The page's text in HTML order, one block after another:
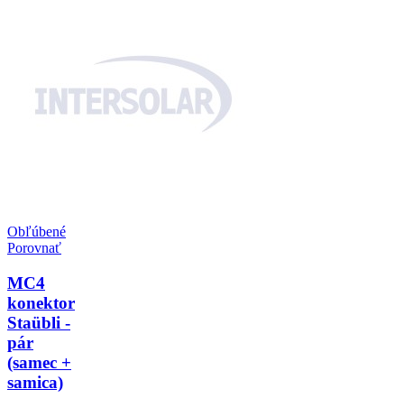
Obľúbené
Porovnať
MC4
konektor
Staübli -
pár
(samec +
samica)